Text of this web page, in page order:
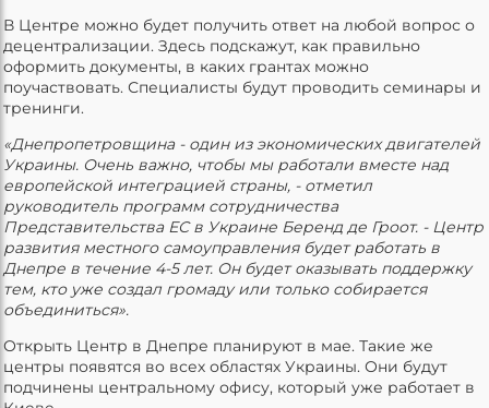
В Центре можно будет получить ответ на любой вопрос о
децентрализации. Здесь подскажут, как правильно
оформить документы, в каких грантах можно
поучаствовать. Специалисты будут проводить семинары и
тренинги.
«Днепропетровщина - один из экономических двигателей
Украины. Очень важно, чтобы мы работали вместе над
европейской интеграцией страны, - отметил
руководитель программ сотрудничества
Представительства ЕС в Украине Беренд де Гроот. - Центр
развития местного самоуправления будет работать в
Днепре в течение 4-5 лет. Он будет оказывать поддержку
тем, кто уже создал громаду или только собирается
объединиться».
Открыть Центр в Днепре планируют в мае. Такие же
центры появятся во всех областях Украины. Они будут
подчинены центральному офису, который уже работает в